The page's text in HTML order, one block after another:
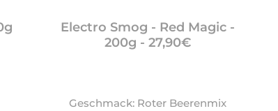
Electro Smog - Red Magic -
200g - 27,90€
Geschmack: Roter Beerenmix